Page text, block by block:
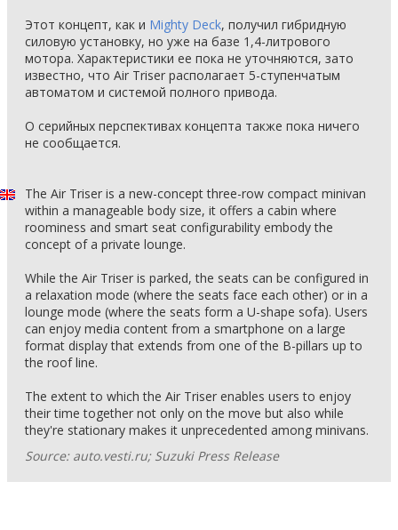
Этот концепт, как и Mighty Deck, получил гибридную
силовую установку, но уже на базе 1,4-литрового
мотора. Характеристики ее пока не уточняются, зато
известно, что Air Triser располагает 5-ступенчатым
автоматом и системой полного привода.
О серийных перспективах концепта также пока ничего
не сообщается.
The Air Triser is a new-concept three-row compact minivan
within a manageable body size, it offers a cabin where
roominess and smart seat configurability embody the
concept of a private lounge.
While the Air Triser is parked, the seats can be configured in
a relaxation mode (where the seats face each other) or in a
lounge mode (where the seats form a U-shape sofa). Users
can enjoy media content from a smartphone on a large
format display that extends from one of the B-pillars up to
the roof line.
The extent to which the Air Triser enables users to enjoy
their time together not only on the move but also while
they're stationary makes it unprecedented among minivans.
Source: auto.vesti.ru; Suzuki Press Release